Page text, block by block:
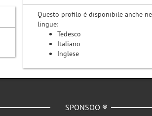
Questo profilo è disponibile anche
lingue:
Tedesco
Italiano
Inglese
SPONSOO ®